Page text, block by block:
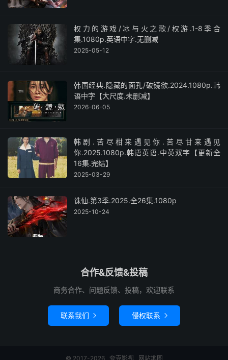
权力的游戏/冰与火之歌/权游.1-8季合
集.1080p.英语中字.无删减
2025-05-12
韩国经典.隐藏的面孔/破镜欲.2024.1080p.韩
语中字【大尺度.未删减】
2026-06-05
韩剧.苦尽柑来遇见你.苦尽甘来遇见
你.2025.1080p.韩语英语.中英双字【更新全
16集.完结】
2025-03-29
诛仙.第3季.2025.全26集.1080p
2025-10-24
合作&反馈&投稿
商务合作、问题反馈、投稿，欢迎联系
联系我们  侵权联系 
© 2017-2026 夸克影视 网站地图